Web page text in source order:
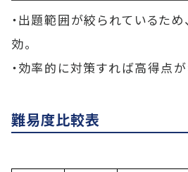
・出題範囲が絞られているため
効。
・効率的に対策すれば高得点が
難易度比較表